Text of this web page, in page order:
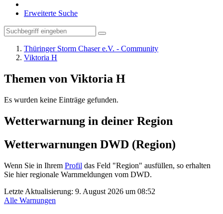
Erweiterte Suche
Thüringer Storm Chaser e.V. - Community
Viktoria H
Themen von Viktoria H
Es wurden keine Einträge gefunden.
Wetterwarnung in deiner Region
Wetterwarnungen DWD (Region)
Wenn Sie in Ihrem Profil das Feld "Region" ausfüllen, so erhalten
Sie hier regionale Warnmeldungen vom DWD.
Letzte Aktualisierung: 9. August 2026 um 08:52
Alle Warnungen